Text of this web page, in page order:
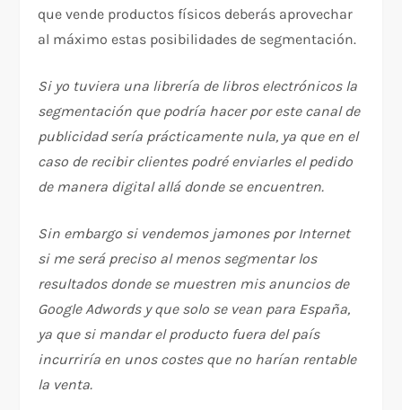
que vende productos físicos deberás aprovechar
al máximo estas posibilidades de segmentación.
Si yo tuviera una librería de libros electrónicos la
segmentación que podría hacer por este canal de
publicidad sería prácticamente nula, ya que en el
caso de recibir clientes podré enviarles el pedido
de manera digital allá donde se encuentren.
Sin embargo si vendemos jamones por Internet
si me será preciso al menos segmentar los
resultados donde se muestren mis anuncios de
Google Adwords y que solo se vean para España,
ya que si mandar el producto fuera del país
incurriría en unos costes que no harían rentable
la venta.